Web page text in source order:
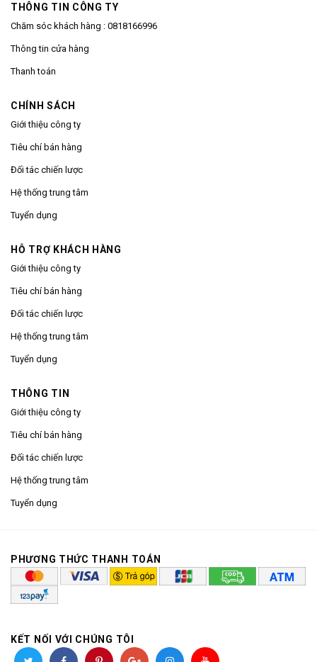
THÔNG TIN CÔNG TY
Chăm sóc khách hàng : 0818166996
Thông tin cửa hàng
Thanh toán
CHÍNH SÁCH
Giới thiệu công ty
Tiêu chí bán hàng
Đối tác chiến lược
Hệ thống trung tâm
Tuyển dụng
HỖ TRỢ KHÁCH HÀNG
Giới thiệu công ty
Tiêu chí bán hàng
Đối tác chiến lược
Hệ thống trung tâm
Tuyển dụng
THÔNG TIN
Giới thiệu công ty
Tiêu chí bán hàng
Đối tác chiến lược
Hệ thống trung tâm
Tuyển dụng
PHƯƠNG THỨC THANH TOÁN
KẾT NỐI VỚI CHÚNG TÔI